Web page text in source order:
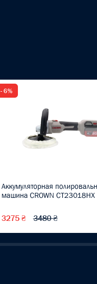
- 6%
Аккумуляторная
машина CROWN CT23018HX
3275 ₴ 3480 ₴